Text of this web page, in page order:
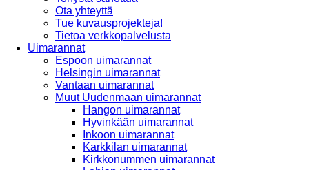
Ota yhteyttä
Tue kuvausprojekteja!
Tietoa verkkopalvelusta
Uimarannat
Espoon uimarannat
Helsingin uimarannat
Vantaan uimarannat
Muut Uudenmaan uimarannat
Hangon uimarannat
Hyvinkään uimarannat
Inkoon uimarannat
Karkkilan uimarannat
Kirkkonummen uimarannat